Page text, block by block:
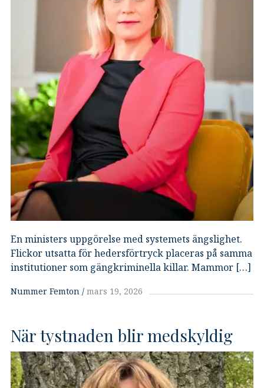
En ministers uppgörelse med systemets ängslighet.
Flickor utsatta för hedersförtryck placeras på samma
institutioner som gängkriminella killar. Mammor […]
Nummer Femton mars 19, 2026
När tystnaden blir medskyldig